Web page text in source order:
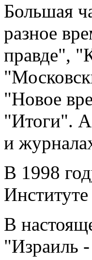
Большая
разное
правде",
"Новое
"Итоги". А
и
В 1998
В
"Израиль